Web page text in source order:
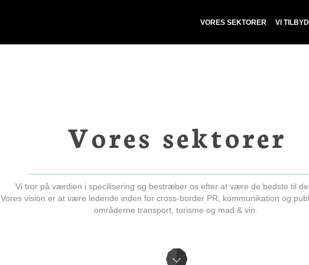
VORES SEKTORER VI
Vores sektorer
Vi tror på værdien i specilisering og bestræber os efter at være de bedste til
Vores vision er at være ledende inden for cross-border PR, kommunikation og
områderne transport, turisme og mad & vin.